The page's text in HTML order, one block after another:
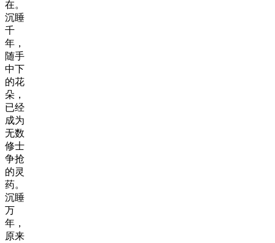
在。
沉睡
千
年，
随手
中下
的花
朵，
已经
成为
无数
修士
争抢
的灵
药。
沉睡
万
年，
原来